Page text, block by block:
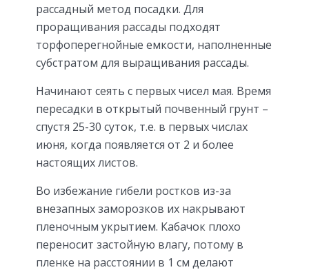
рассадный метод посадки. Для
проращивания рассады подходят
торфоперегнойные емкости, наполненные
субстратом для выращивания рассады.
Начинают сеять с первых чисел мая. Время
пересадки в открытый почвенный грунт –
спустя 25-30 суток, т.е. в первых числах
июня, когда появляется от 2 и более
настоящих листов.
Во избежание гибели ростков из-за
внезапных заморозков их накрывают
пленочным укрытием. Кабачок плохо
переносит застойную влагу, потому в
пленке на расстоянии в 1 см делают